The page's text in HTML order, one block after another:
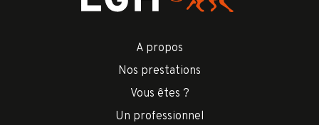
A propos
Nos prestations
Vous êtes ?
Un professionnel